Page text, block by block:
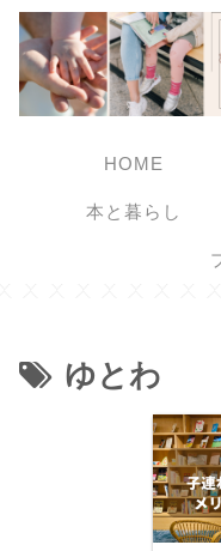
HOME
本と暮らし
ゆとわ